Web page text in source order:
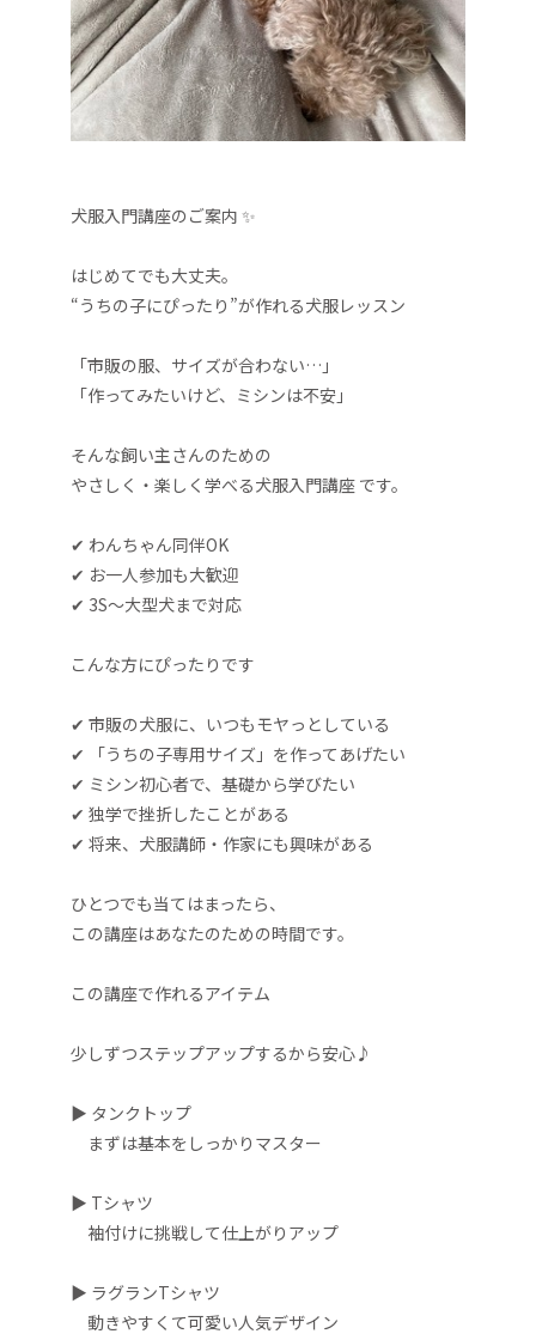
犬服入門講座のご案内 ✨
はじめてでも大丈夫。
“うちの子にぴったり”が作れる犬服レッスン
「市販の服、サイズが合わない…」
「作ってみたいけど、ミシンは不安」
そんな飼い主さんのための
やさしく・楽しく学べる犬服入門講座 です。
✔ わんちゃん同伴OK
✔ お一人参加も大歓迎
✔ 3S〜大型犬まで対応
こんな方にぴったりです
✔ 市販の犬服に、いつもモヤっとしている
✔ 「うちの子専用サイズ」を作ってあげたい
✔ ミシン初心者で、基礎から学びたい
✔ 独学で挫折したことがある
✔ 将来、犬服講師・作家にも興味がある
ひとつでも当てはまったら、
この講座はあなたのための時間です。
この講座で作れるアイテム
少しずつステップアップするから安心♪
▶ タンクトップ
まずは基本をしっかりマスター
▶ Tシャツ
袖付けに挑戦して仕上がりアップ
▶ ラグランTシャツ
動きやすくて可愛い人気デザイン